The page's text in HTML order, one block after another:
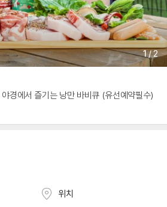
1/2
경에서 즐기는 낭만 바비큐 (유선예약필수)
위치